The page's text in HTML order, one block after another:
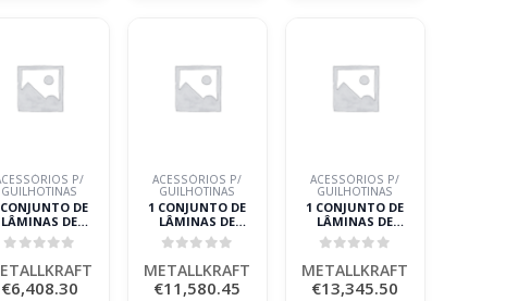
P/
GUILHOTINAS
DE
LÂMINAS DE
HTBS-K
4100-130
€6,408.30
ACESSÓRIOS P/
GUILHOTINAS
1 CONJUNTO DE
LÂMINAS DE
REPOSIÇÃO HTBS-K
4100-160
METALLKRAFT
METALLKRAFT
€11,580.45
ACESSÓRIOS P/
GUILHOTINAS
1 CONJUNTO DE
LÂMINAS DE
REPOSIÇÃO HTBS-K
4100-200
METALLKRAFT
METALLKRAFT
€13,345.50